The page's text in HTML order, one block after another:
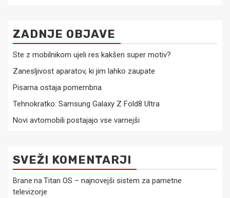
ZADNJE OBJAVE
Ste z mobilnikom ujeli res kakšen super motiv?
Zanesljivost aparatov, ki jim lahko zaupate
Pisarna ostaja pomembna
Tehnokratko: Samsung Galaxy Z Fold8 Ultra
Novi avtomobili postajajo vse varnejši
SVEŽI KOMENTARJI
Brane na Titan OS – najnovejši sistem za pametne
televizorje